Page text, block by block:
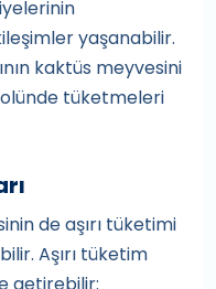
yaşanabilir.
kaktüs meyvesini
tüketmeleri
de aşırı tüketimi
Aşırı tüketim